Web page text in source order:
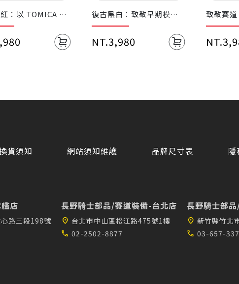
：以 TOMICA 最
玩具車經典造型
復古黑白：致敬早期模型
風格，以簡潔黑白搭配帶
出歷史沉澱感
NT.3,980
致敬賽
熱情
貨須知 網站須知維護 品牌尺寸表 隱
店
路三段198號
長野騎士部品/賽道裝備-台北店
location_on 台北市中山區松江路475號1樓
call 02-2502-8877
長野騎士部
location_on 新竹縣竹北
call 03-657-